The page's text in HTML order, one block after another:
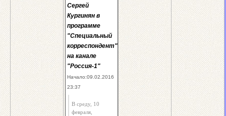
Сергей
Кургинян в
программе
"Специальный
корреспондент"
на канале
"Россия-1"
Начало:09.02.2016
23:37
В среду, 10
февраля,